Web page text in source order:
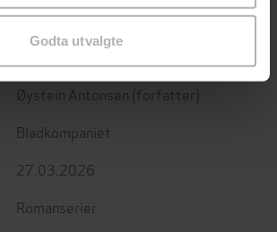
Godta utvalgte
Øystein Antonsen (forfatter)
Bladkompaniet
27.03.2026
Romanserier